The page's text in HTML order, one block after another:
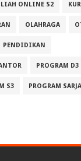
ONLINE S2
OLAHRAGA
PENDIDIKAN
PROGRAM D3
S3 PROGRAM